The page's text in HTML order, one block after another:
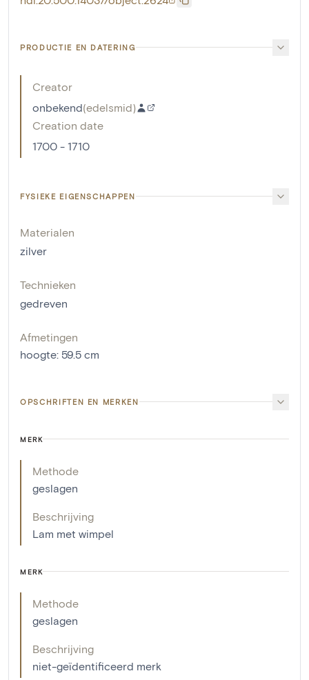
PRODUCTIE EN DATERING
Creator
onbekend(edelsmid)
Creation date
1700 - 1710
FYSIEKE EIGENSCHAPPEN
Materialen
zilver
Technieken
gedreven
Afmetingen
hoogte: 59.5 cm
OPSCHRIFTEN EN MERKEN
MERK
Methode
geslagen
Beschrijving
Lam met wimpel
MERK
Methode
geslagen
Beschrijving
niet-geïdentificeerd merk